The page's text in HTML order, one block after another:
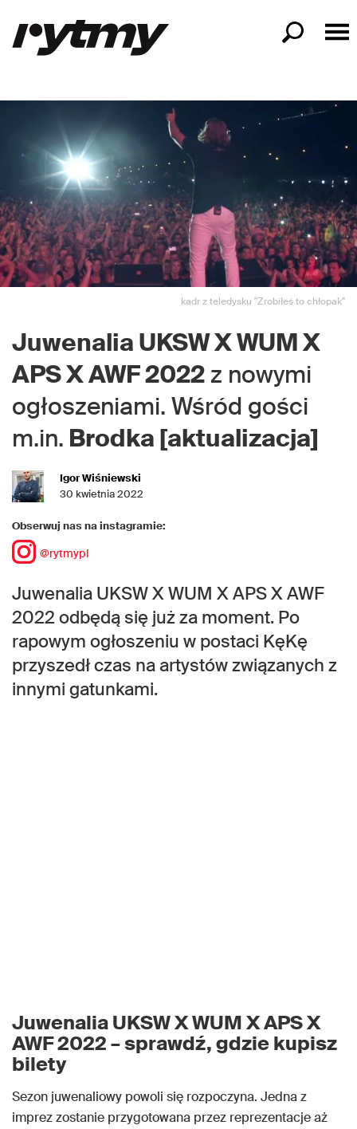
kadr z teledysku "Zrobiłeś to chłopak"
Juwenalia UKSW X WUM X
APS X AWF 2022 z nowymi
ogłoszeniami. Wśród gości
m.in. Brodka [aktualizacja]
Igor Wiśniewski
30 kwietnia 2022
Obserwuj nas na instagramie:
@rytmypl
Juwenalia UKSW X WUM X APS X AWF
2022 odbędą się już za moment. Po
rapowym ogłoszeniu w postaci KęKę
przyszedł czas na artystów związanych z
innymi gatunkami.
Juwenalia UKSW X WUM X APS X
AWF 2022 – sprawdź, gdzie kupisz
bilety
Sezon juwenaliowy powoli się rozpoczyna. Jedna z
imprez zostanie przygotowana przez reprezentacje aż